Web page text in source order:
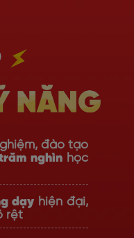
đào tạo
nghìnhọc
dạy hiện đại,
rệt